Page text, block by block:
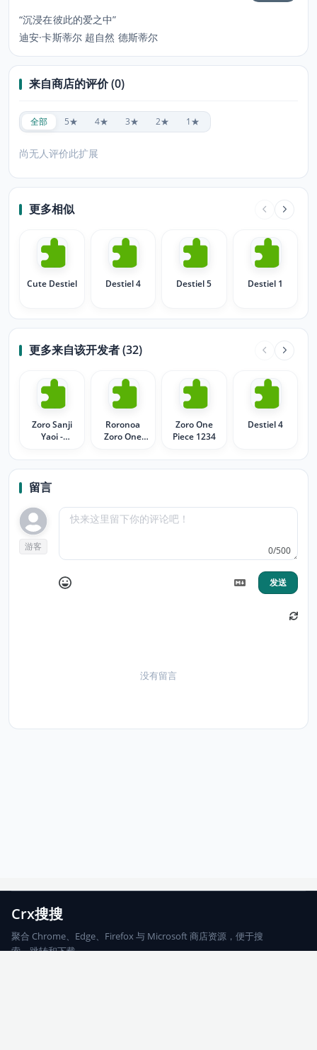
“沉浸在彼此的爱之中”
迪安·卡斯蒂尔 超自然 德斯蒂尔
来自商店的评价 (0)
全部 5★ 4★ 3★ 2★ 1★
尚无人评价此扩展
更多相似
Cute Destiel Destiel 4 Destiel 5 Destiel 1
更多来自该开发者 (32)
Zoro Sanji
Yaoi -
Roronoa
Zoro One
Zoro One
Piece 1234
Destiel 4
留言
游客 0/500
发送
没有留言
Crx搜搜
聚合 Chrome、Edge、Firefox 与 Microsoft 商店资源，便于搜
索、跳转和下载。